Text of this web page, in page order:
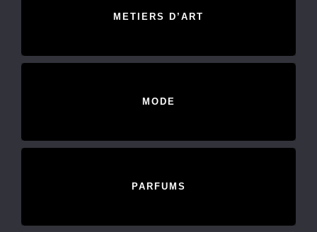
METIERS D’ART
MODE
PARFUMS